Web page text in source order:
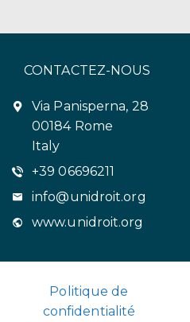
CONTACTEZ-NOUS
Via Panisperna, 28
00184 Rome
Italy
+39 06696211
info@unidroit.org
www.unidroit.org
Politique de
confidentialité